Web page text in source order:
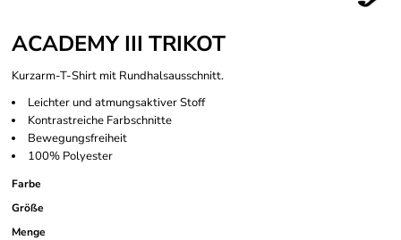
ACADEMY III TRIKOT
Kurzarm-T-Shirt mit Rundhalsausschnitt.
Leichter und atmungsaktiver Stoff
Kontrastreiche Farbschnitte
Bewegungsfreiheit
100% Polyester
Farbe
Größe
Menge